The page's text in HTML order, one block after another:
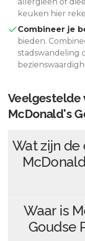
keuken hier
Combineer je
bieden.
stadswandeling
Veelgestelde
McDonald's
Wat zijn
Waar is
Goudse